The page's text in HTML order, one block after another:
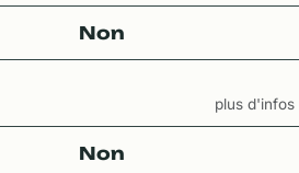
Non
plus d'infos
Non